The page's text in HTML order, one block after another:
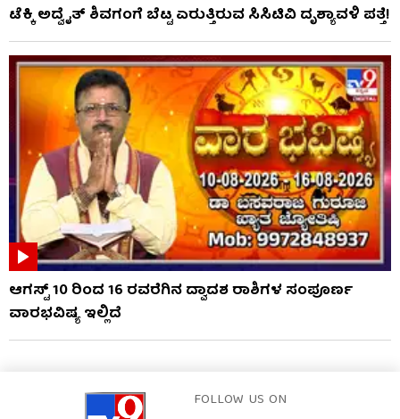
ಟೆಕ್ಕಿ ಅದ್ವೈತ್ ಶಿವಗಂಗೆ ಬೆಟ್ಟ ಏರುತ್ತಿರುವ ಸಿಸಿಟಿವಿ ದೃಶ್ಯಾವಳಿ ಪತ್ತೆ!
ಆಗಸ್ಟ್ 10 ರಿಂದ 16 ರವರೆಗಿನ ದ್ವಾದಶ ರಾಶಿಗಳ ಸಂಪೂರ್ಣ
ವಾರಭವಿಷ್ಯ ಇಲ್ಲಿದೆ
FOLLOW US ON